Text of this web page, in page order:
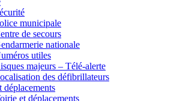
municipale
de secours
nationale
utiles
majeurs – Télé-alerte
des défibrillateurs
déplacements
et déplacements